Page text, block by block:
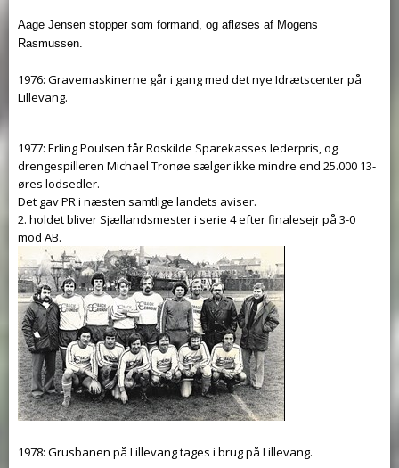
Aage Jensen stopper som formand, og afløses af Mogens
Rasmussen.
1976: Gravemaskinerne går i gang med det nye Idrætscenter på
Lillevang.
1977: Erling Poulsen får Roskilde Sparekasses lederpris, og
drengespilleren Michael Tronøe sælger ikke mindre end 25.000 13-
øres lodsedler.
Det gav PR i næsten samtlige landets aviser.
2. holdet bliver Sjællandsmester i serie 4 efter finalesejr på 3-0
mod AB.
1978: Grusbanen på Lillevang tages i brug på Lillevang.